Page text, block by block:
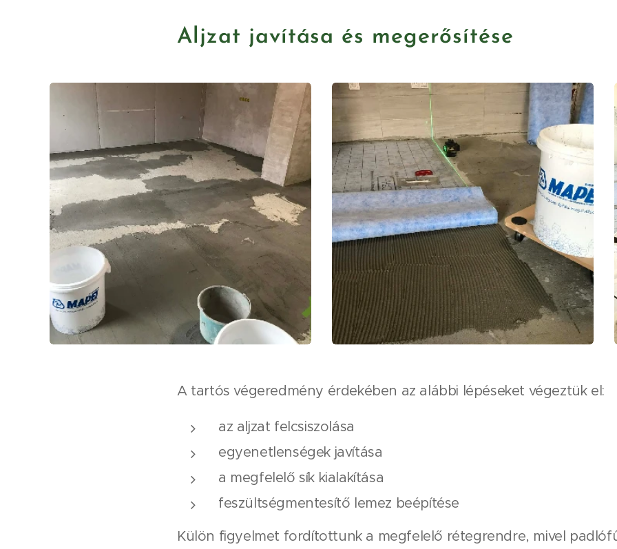
Aljzat javítása és megerősítése
A tartós végeredmény érdekében az alábbi lépéseket végeztük el:
az aljzat felcsiszolása
egyenetlenségek javítása
a megfelelő sík kialakítása
feszültségmentesítő lemez beépítése
Külön figyelmet fordítottunk a megfelelő rétegrendre, mivel